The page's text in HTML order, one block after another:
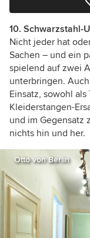
10. Schwarzstahl-
Nicht jeder hat
Sachen – und ein
spielend auf zwei
unterbringen.
Einsatz, sowohl
Kleiderstangen-
und im Gegensatz
nichts hin und her.
Otto von Berlin